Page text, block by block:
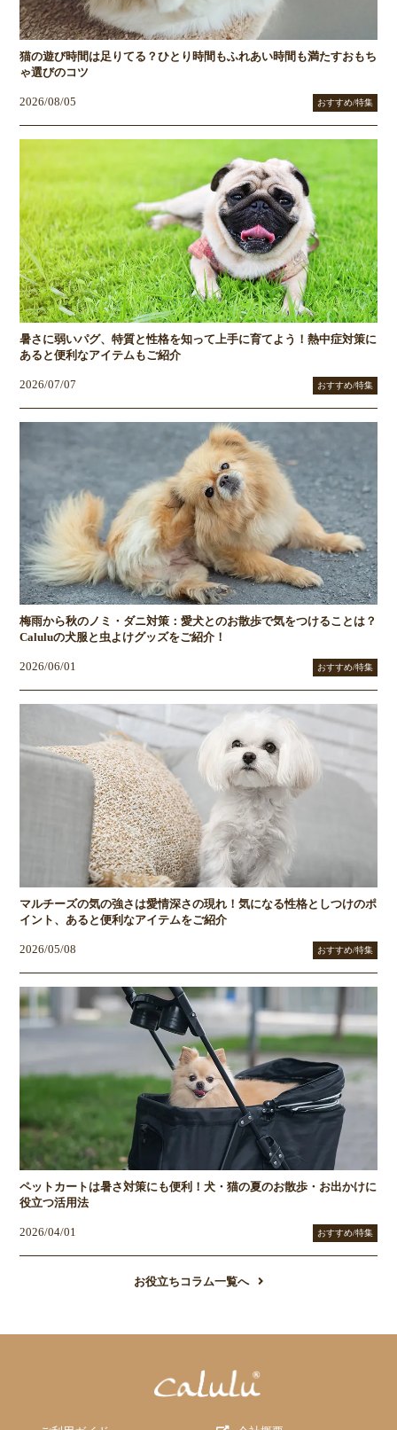
猫の遊び時間は足りてる？ひとり時間もふれあい時間も満たすおもち
ゃ選びのコツ
2026/08/05 おすすめ/特集
暑さに弱いパグ、特質と性格を知って上手に育てよう！熱中症対策に
あると便利なアイテムもご紹介
2026/07/07 おすすめ/特集
梅雨から秋のノミ・ダニ対策：愛犬とのお散歩で気をつけることは？
Caluluの犬服と虫よけグッズをご紹介！
2026/06/01 おすすめ/特集
マルチーズの気の強さは愛情深さの現れ！気になる性格としつけのポ
イント、あると便利なアイテムをご紹介
2026/05/08 おすすめ/特集
ペットカートは暑さ対策にも便利！犬・猫の夏のお散歩・お出かけに
役立つ活用法
2026/04/01 おすすめ/特集
お役立ちコラム一覧へ